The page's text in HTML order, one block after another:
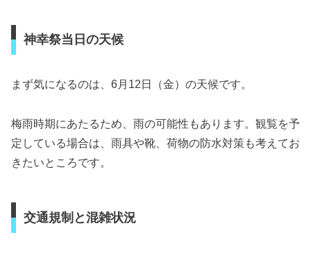
神幸祭当日の天候
まず気になるのは、6月12日（金）の天候です。
梅雨時期にあたるため、雨の可能性もあります。観覧を予
定している場合は、雨具や靴、荷物の防水対策も考えてお
きたいところです。
交通規制と混雑状況